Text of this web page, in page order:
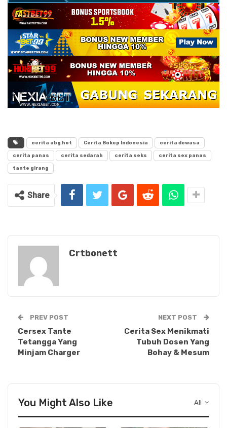
cerita abg hot Cerita Bokep Indonesia cerita dewasa
cerita panas cerita sedarah cerita seks cerita sex panas
tante girang
Share
Crtbonett
PREV POST
Cersex Tante
Tetangga Yang
Minjam Charger
NEXT POST
Cerita Sex Menikmati
Tubuh Dosen Yang
Bohay & Mesum
All
You Might Also Like